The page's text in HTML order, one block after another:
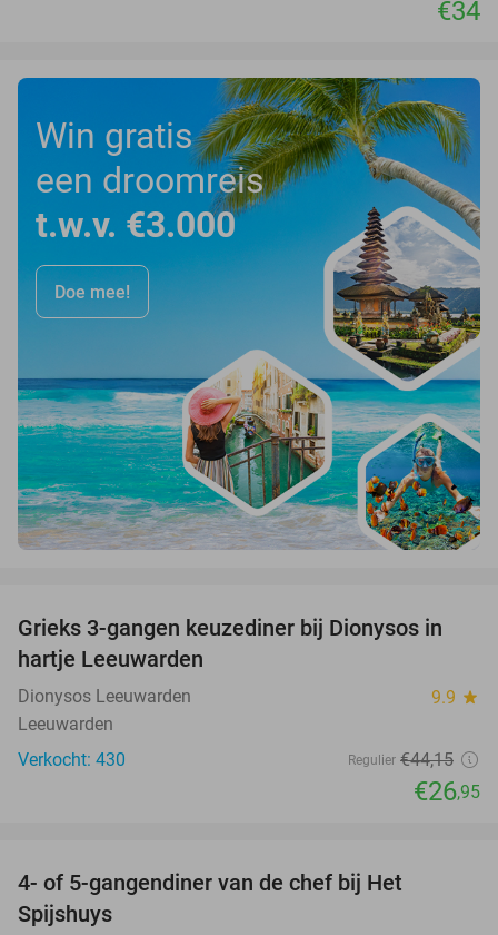
€34
Win gratis
een droomreis
t.w.v. €3.000
Doe mee!
39%
Grieks 3-gangen keuzediner bij Dionysos in
hartje Leeuwarden
Dionysos Leeuwarden 9.9 star
Leeuwarden
Verkocht: 430
Regulier €44,15
€26,95
4- of 5-gangendiner van de chef bij Het
Spijshuys